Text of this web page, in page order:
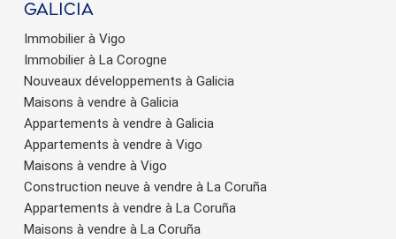
Galicia
Immobilier à Vigo
Immobilier à La Corogne
Nouveaux développements à Galicia
Maisons à vendre à Galicia
Appartements à vendre à Galicia
Appartements à vendre à Vigo
Maisons à vendre à Vigo
Construction neuve à vendre à La Coruña
Appartements à vendre à La Coruña
Maisons à vendre à La Coruña